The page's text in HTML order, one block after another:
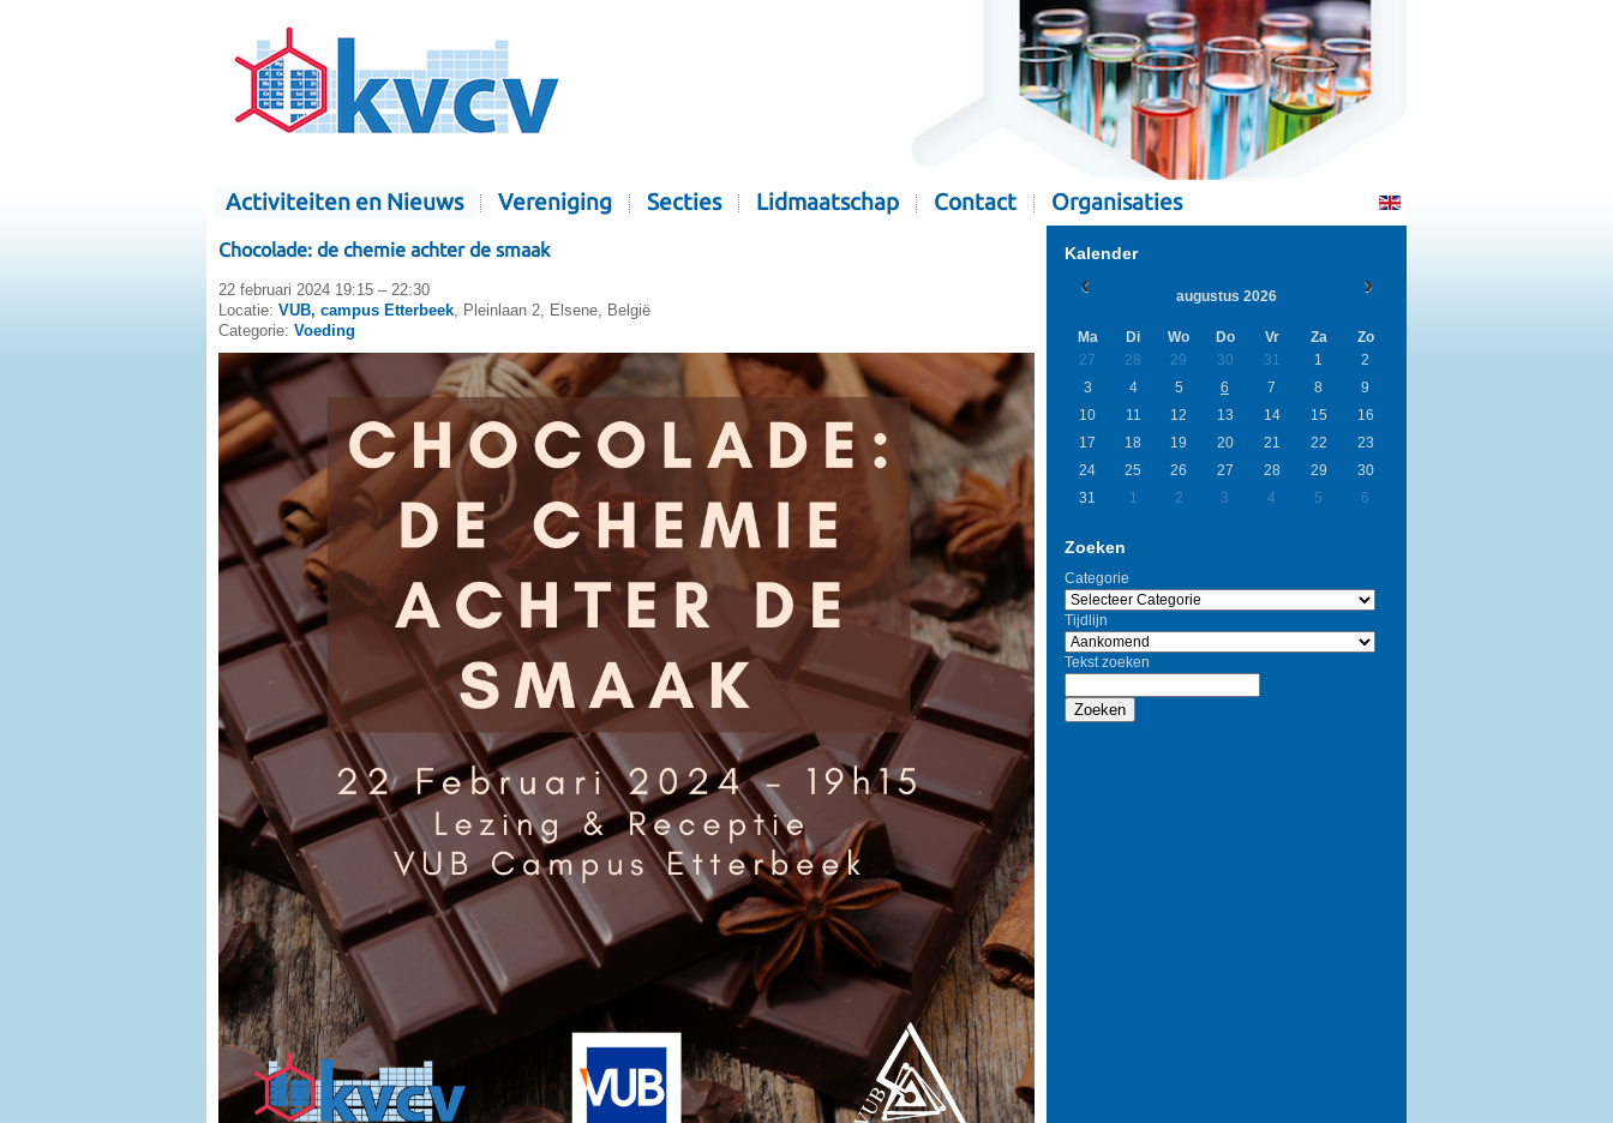
Activiteiten en Nieuws Vereniging Secties Lidmaatschap Contact Organisaties
Chocolade: de chemie achter de smaak
22 februari 2024 19:15 – 22:30
Locatie: VUB, campus Etterbeek, Pleinlaan 2, Elsene, België
Categorie: Voeding
Kalender
augustus 2026
Ma Di Wo Do Vr Za
Zo
27
28 29 30 31 1
2
3
4 5 6 7 8
9
10
11 12 13 14 15
16
17
18 19 20 21 22
23
24
25 26 27 28 29
30
31
1 2 3 4 5 6
Zoeken
Categorie
Tijdlijn
Tekst zoeken
Zoeken